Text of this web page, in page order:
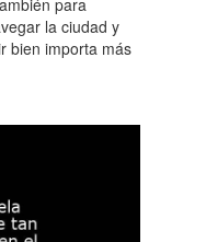
la ciudad y
bien importa más